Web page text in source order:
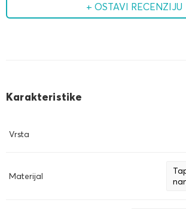
+ OSTAVI RECENZIJU
Karakteristike
Vrsta
Materijal